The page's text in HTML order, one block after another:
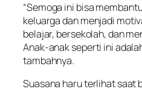
“Semoga ini bisa
keluarga dan menjadi
belajar, bersekolah, dan
Anak-anak seperti ini
tambahnya.
Suasana haru terlihat saat